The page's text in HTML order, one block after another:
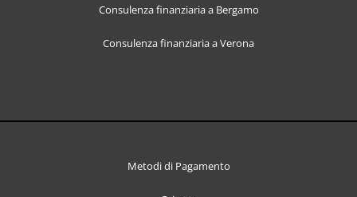
Consulenza finanziaria a Bergamo
Consulenza finanziaria a Verona
Metodi di Pagamento